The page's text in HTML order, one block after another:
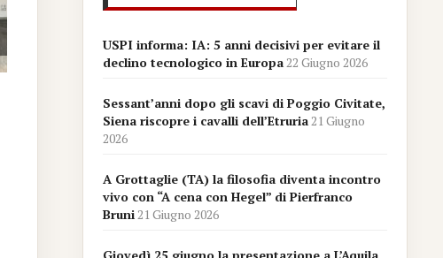
USPI informa: IA: 5 anni decisivi per evitare il
declino tecnologico in Europa22 Giugno 2026
Sessant’anni dopo gli scavi di Poggio Civitate,
Siena riscopre i cavalli dell’Etruria21 Giugno
2026
A Grottaglie (TA) la filosofia diventa incontro
vivo con “A cena con Hegel” di Pierfranco
Bruni21 Giugno 2026